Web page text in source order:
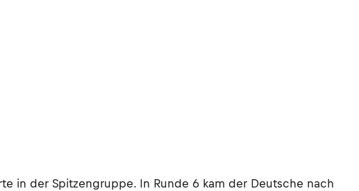
in der Spitzengruppe. In Runde 6 kam der Deutsche nach